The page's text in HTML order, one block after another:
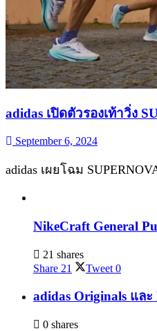
adidas เปิดตัวรองเท้าวิ่ง
September 6, 2024
adidas เผยโฉม
NikeCraft General
21 shares
Share 21 Tweet 0
adidas Originals แล
0 shares